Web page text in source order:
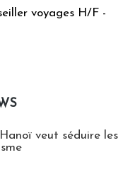
voyages H/F -
veut séduire les